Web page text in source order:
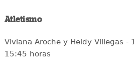
Atletismo
Viviana Aroche y Heidy Villegas
15:45 horas